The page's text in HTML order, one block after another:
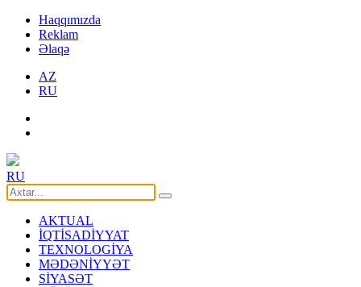
Haqqımızda
Reklam
Əlaqə
AZ
RU
RU
AKTUAL
İQTİSADİYYAT
TEXNOLOGİYA
MƏDƏNİYYƏT
SİYASƏT